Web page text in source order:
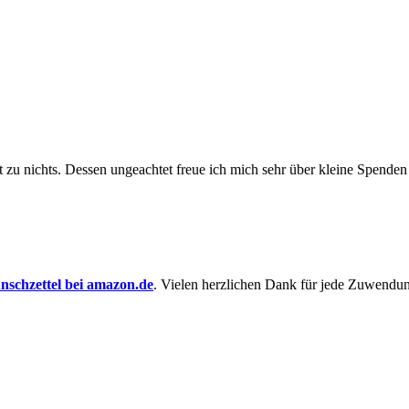
nichts. Dessen un­ge­achtet freue ich mich sehr über kleine
bei amazon.de. Vielen herzlichen Dank für jede